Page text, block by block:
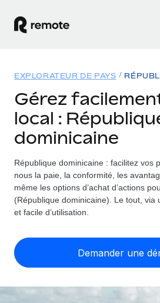
EMPLOI À L’INTERNATIONAL
Paie multipays
Employer of record
Développez-vous à
entités
dans le monde
Intégrez et gérez vos freelances
Solutions
Explorateur de pays
Toutes les informations sur
pays par pays
États-Unis
Examinez notre service par
Ressources
OUTILS & CALCULATEURS
Outil de calcul du risque de
contrat
Calculateur du coût des
Calculateur de paiement
Tarification
English
Nederlands
EXPLORATEUR DE PAYS
Gérez
local :
dominicaine
République dominicaine : facilitez vos
nous la paie, la conformité, les
même les options d’achat d’actions
(République dominicaine). Le tout, via
et facile d’utilisation.
Demander une